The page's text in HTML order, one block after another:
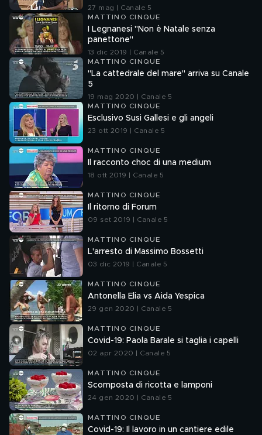
27 mag | Canale 5
MATTINO CINQUE
I Legnanesi "Non è Natale senza
panettone"
13 dic 2019 | Canale 5
MATTINO CINQUE
"La cattedrale del mare" arriva su Canale
5
19 mag 2020 | Canale 5
MATTINO CINQUE
Esclusivo Susi Gallesi e gli angeli
23 ott 2019 | Canale 5
MATTINO CINQUE
Il racconto choc di una medium
18 ott 2019 | Canale 5
MATTINO CINQUE
Il ritorno di Forum
09 set 2019 | Canale 5
MATTINO CINQUE
L'arresto di Massimo Bossetti
03 dic 2019 | Canale 5
MATTINO CINQUE
Antonella Elia vs Aida Yespica
29 gen 2020 | Canale 5
MATTINO CINQUE
Covid-19: Paola Barale si taglia i capelli
02 apr 2020 | Canale 5
MATTINO CINQUE
Scomposta di ricotta e lamponi
24 gen 2020 | Canale 5
MATTINO CINQUE
Covid-19: Il lavoro in un cantiere edile